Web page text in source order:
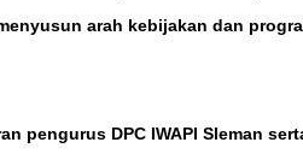
arah kebijakan dan
pengurus DPC IWAPI Sleman